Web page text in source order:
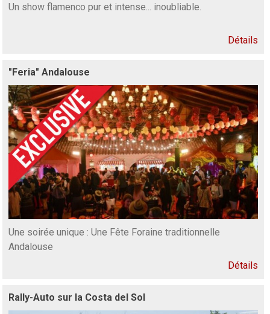
Un show flamenco pur et intense... inoubliable.
Détails
"Feria" Andalouse
Une soirée unique : Une Fête Foraine traditionnelle
Andalouse
Détails
Rally-Auto sur la Costa del Sol